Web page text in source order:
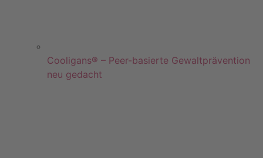
Cooligans® – Peer-basierte Gewaltprävention
neu gedacht